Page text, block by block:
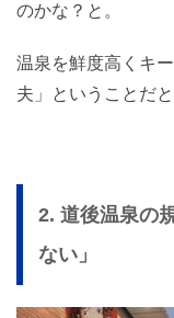
のかな？と。
温泉を鮮度高くキ
夫」ということだと
2. 道後温泉の
ない」